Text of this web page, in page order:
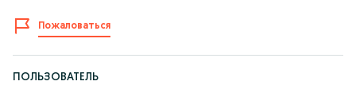
Работа на совесть без обмана ! Пенсионером и инвалидов
скидка 20 %
Выезд и замер консультация бесплатно !
Работаем без выходных !
Пожаловаться
ПОЛЬЗОВАТЕЛЬ